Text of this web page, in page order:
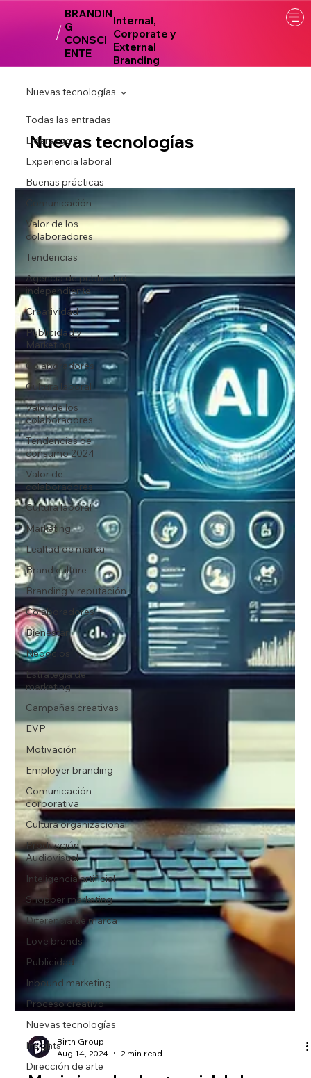
BRANDIN
G
CONSCI
ENTE
Internal,
Corporate y
External
Branding
Todas las entradas
Liderazgo
Experiencia laboral
Buenas prácticas
Comunicación
Valor de los
colaboradores
Tendencias
Agencia de publicidad
independiente
Creatividad
Publicidad y
Marketing
Colaboradores
Cultura laboral
Valor de los
colaboradores
Tendencias de
consumo 2024
Valor de
colaboradores
Cultura laboral
Marketing
Lealtad de marca
Brand culture
Branding y reputación
Colaboradores
Bienestar
Negocios
Estrategia de
marketing
Campañas creativas
EVP
Motivación
Employer branding
Comunicación
corporativa
Cultura organizacional
Producción
Audiovisual
Inteligencia artificial
Shopper marketing
Diferencia de marca
Love brands
Publicidad
Inbound marketing
Proceso creativo
Nuevas tecnologías
Insights
Dirección de arte
Nuevas tecnologías
Nuevas tecnologías